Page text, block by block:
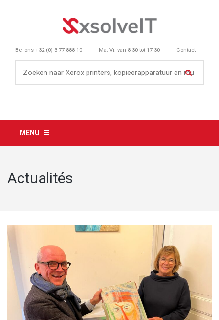
Bel ons +32 (0) 3 77 888 10 Ma.-Vr. van 8.30 tot 17.30 Contact
MENU
Actualités